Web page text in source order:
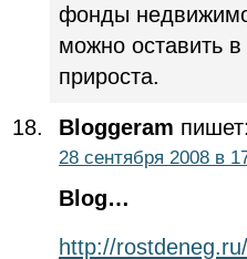
фонды
можно оставить
прироста.
Bloggeram пишет:
28 сентября 2008 в
Blog…
http://